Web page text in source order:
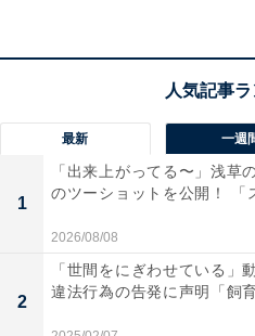
最新 一週
1
「出来上がってる〜」浅草
のツーショットを公開！ 「
2026/08/08
2
「世間をにぎわせている」
違法行為の告発に声明「飼